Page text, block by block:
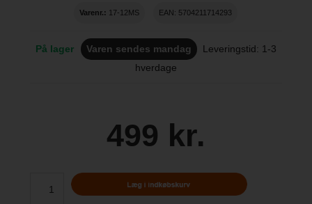
Varenr.: 17-12MS EAN: 5704211714293
På lager Varen sendes mandag
Leveringstid: 1-3
hverdage
499 kr.